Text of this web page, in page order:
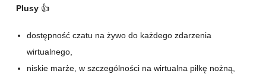
Plusy 👍
dostępność czatu na żywo do każdego zdarzenia
wirtualnego,
niskie marże, w szczególności na wirtualna piłkę nożną,